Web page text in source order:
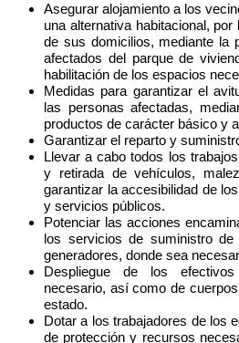
Asegurar alojamiento a los
una alternativa habitacional,
de sus domicilios, mediante la
afectados del parque de
habilitación de los espacios
Medidas para garantizar el
las personas afectadas,
productos de carácter básico y
Garantizar el reparto y
Llevar a cabo todos los
y retirada de vehículos,
garantizar la accesibilidad de
y servicios públicos.
Potenciar las acciones
los servicios de suministro
generadores, donde sea
Despliegue de los
necesario, así como de
estado.
Dotar a los trabajadores de los
de protección y recursos